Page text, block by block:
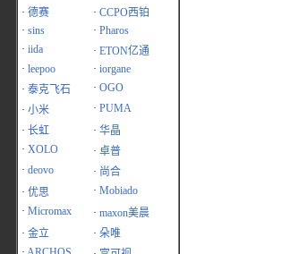
· 德赛 · CCPO西铂
· sins · Pharos
· iida · ETON亿通
· leepoo · iorgane
· 泰克飞石 · OGO
· 小米 · PUMA
· 长虹 · 华晶
· XOLO · 卓普
· deovo · 尚合
· 优思 · Mobiado
· Micromax · maxon美晨
· 金立 · 朵唯